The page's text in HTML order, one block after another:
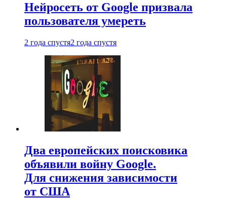
Нейросеть от Google призвала
пользователя умереть
2 года спустя2 года спустя
Два европейских поисковика
объявили войну Google.
Для снижения зависимости
от США